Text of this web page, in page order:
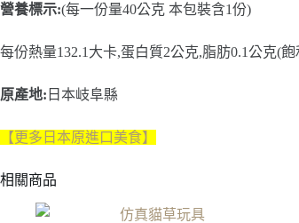
營養標示:(每一份量40公克 本包裝含1份)
每份熱量132.1大卡,蛋白質2公克,脂肪0.1公克(
原產地: 日本岐阜縣
【更多日本原進口美食】
相關商品